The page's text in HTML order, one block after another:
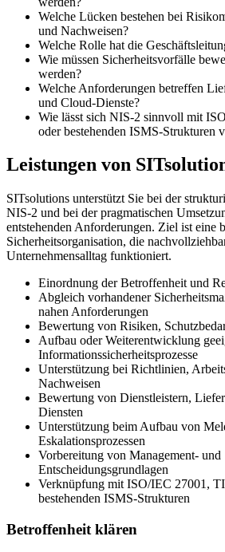
Welche Lücken bestehen bei
und Nachweisen?
Welche Rolle hat die
Wie müssen Sicherheitsvorfälle
werden?
Welche Anforderungen betreffen
und Cloud-Dienste?
Wie lässt sich NIS-2 sinnvoll mit
oder bestehenden ISMS-Strukturen
Leistungen von
SITsolutions unterstützt Sie bei der
NIS-2 und bei der pragmatischen
entstehenden Anforderungen. Ziel ist eine
Sicherheitsorganisation, die
Unternehmensalltag funktioniert.
Einordnung der Betroffenheit und
Abgleich vorhandener
nahen Anforderungen
Bewertung von Risiken,
Aufbau oder Weiterentwicklung
Informationssicherheitsprozesse
Unterstützung bei Richtlinien,
Nachweisen
Bewertung von Dienstleistern,
Diensten
Unterstützung beim Aufbau von
Eskalationsprozessen
Vorbereitung von Management- und
Entscheidungsgrundlagen
Verknüpfung mit ISO/IEC 27001,
bestehenden ISMS-Strukturen
Betroffenheit klären